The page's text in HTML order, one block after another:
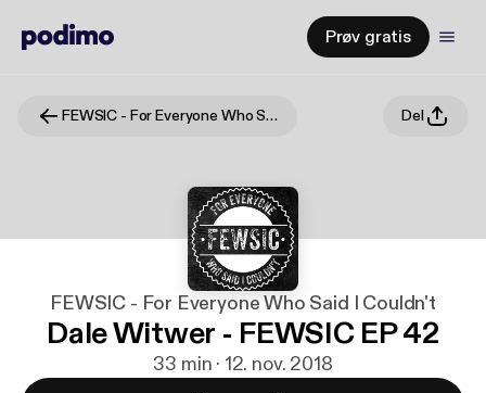
Prøv gratis
FEWSIC - For Everyone Who Said I Couldn't Del
FEWSIC - For Everyone Who Said I Couldn't
Dale Witwer - FEWSIC EP 42
33 min · 12. nov. 2018